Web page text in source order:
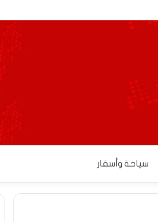
لاستكمال إجراءات التوطين البنكي
سياحة وأسفار